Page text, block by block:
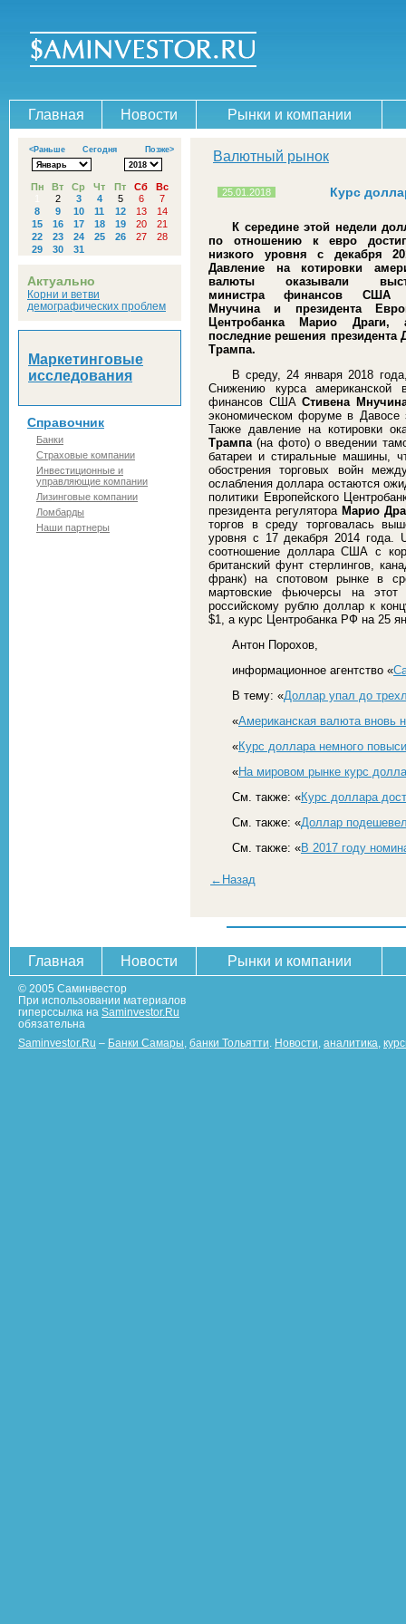
Главная Новости Рынки и компании
<Раньше Сегодня Позже>
Пн Вт Ср Чт Пт Сб
Вс
2 3 4 5 6
7
8
9 10 11 12 13
14
15
16 17 18 19 20
21
22
23 24 25 26 27
28
29
30 31
Актуально
Корни и ветви
демографических проблем
Маркетинговые
исследования
Справочник
Банки
Страховые компании
Инвестиционные и
управляющие компании
Лизинговые компании
Ломбарды
Наши партнеры
Валютный рынок
25.01.2018 Курс
К середине этой недели
по отношению к евро
низкого уровня с декабря
Давление на котировки
валюты оказывали
министра финансов США
Мнучина и президента
Центробанка Марио Драги,
последние решения президента
Трампа.
В среду, 24 января 2018
Снижению курса американской
финансов СШАСтивена
экономическом форуме в
Также давление на котировки
Трампа(на фото) о введении
батареи и стиральные машины,
обострения торговых войн
ослабления доллара остаются
политики Европейского
президента регулятора Марио
торгов в среду торговалась
уровня с 17 декабря 2014 года.
соотношение доллара США с
британский фунт стерлингов,
франк) на спотовом рынке в
мартовские фьючерсы на
российскому рублю доллар к
$1, а курс Центробанка РФ на 25
Антон Порохов,
информационное агентство «
В тему: «Доллар упал до
«Американская валюта вновь
«Курс доллара немного
«На мировом рынке курс
См. также: «Курс доллара
См. также: «Доллар
См. также: «В 2017 году
←Назад
Главная Новости Рынки и компании
© 2005 Саминвестор
При использовании материалов
гиперссылка на Saminvestor.Ru
обязательна
Saminvestor.Ru – Банки Самары банки Тольятти Новости аналитика